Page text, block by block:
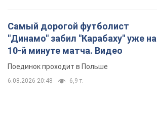
Самый дорогой футболист
"Динамо" забил "Карабаху" уже на
10-й минуте матча. Видео
Поединок проходит в Польше
6.08.2026 20:48 6,9 т.